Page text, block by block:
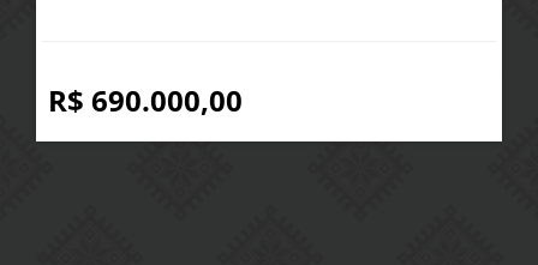
R$ 690.000,00